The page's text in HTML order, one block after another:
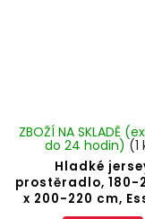
Hladké
prostěradlo, 180-
x 200-220 cm,
ZBOŽÍ NA SKLADĚ
do 24 hodin)(1